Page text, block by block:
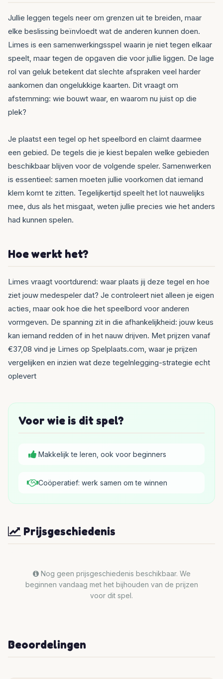
Jullie leggen tegels neer om grenzen uit te breiden, maar
elke beslissing beïnvloedt wat de anderen kunnen doen.
Limes is een samenwerkingsspel waarin je niet tegen elkaar
speelt, maar tegen de opgaven die voor jullie liggen. De lage
rol van geluk betekent dat slechte afspraken veel harder
aankomen dan ongelukkige kaarten. Dit vraagt om
afstemming: wie bouwt waar, en waarom nu juist op die
plek?
Je plaatst een tegel op het speelbord en claimt daarmee
een gebied. De tegels die je kiest bepalen welke gebieden
beschikbaar blijven voor de volgende speler. Samenwerken
is essentieel: samen moeten jullie voorkomen dat iemand
klem komt te zitten. Tegelijkertijd speelt het lot nauwelijks
mee, dus als het misgaat, weten jullie precies wie het anders
had kunnen spelen.
Hoe werkt het?
Limes vraagt voortdurend: waar plaats jij deze tegel en hoe
ziet jouw medespeler dat? Je controleert niet alleen je eigen
acties, maar ook hoe die het speelbord voor anderen
vormgeven. De spanning zit in die afhankelijkheid: jouw keus
kan iemand redden of in het nauw drijven. Met prijzen vanaf
€37,08 vind je Limes op Spelplaats.com, waar je prijzen
vergelijken en inzien wat deze tegelnlegging-strategie echt
oplevert
Voor wie is dit spel?
Makkelijk te leren, ook voor beginners
Coöperatief: werk samen om te winnen
Prijsgeschiedenis
Nog geen prijsgeschiedenis beschikbaar. We
beginnen vandaag met het bijhouden van de prijzen
voor dit spel.
Beoordelingen